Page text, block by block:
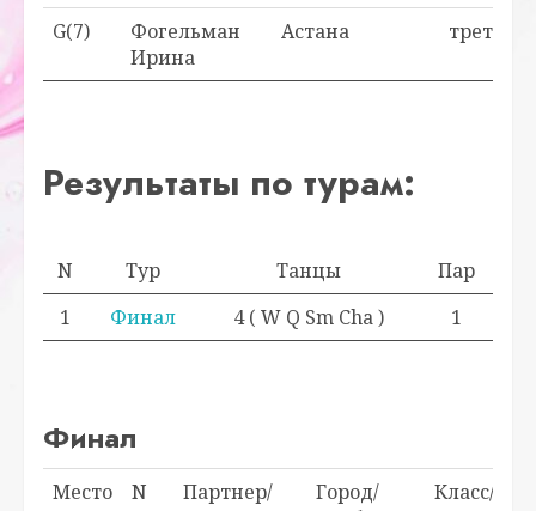
G(7)
Фогельман
Ирина
Астана третья
Результаты по турам:
N Тур Танцы
Пар
1
Финал 4 ( W Q Sm Cha ) 1
Финал
Место N
Партнер/
Город/
Класс/